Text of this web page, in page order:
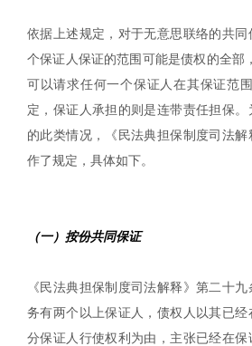
依据上述规定，对于无意思联络的共
个保证人保证的范围可能是债权的全部
可以请求任何一个保证人在其保证范
定，保证人承担的则是连带责任担保
的此类情况，《民法典担保制度司法
作了规定，具体如下。
（一）按份共同保证
《民法典担保制度司法解释》第二十
务有两个以上保证人，债权人以其已
分保证人行使权利为由，主张已经在保